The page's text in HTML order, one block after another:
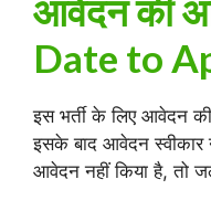
आवेदन की
Date to
इस भर्ती के लिए आवेदन
इसके बाद आवेदन
आवेदन नहीं किया है, तो